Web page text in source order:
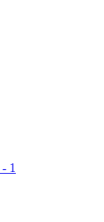
- 1